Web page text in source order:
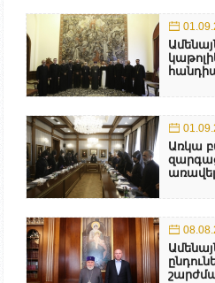
Առկա